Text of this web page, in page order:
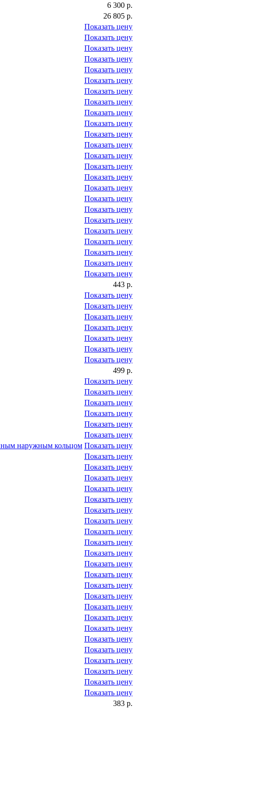
6 300 р.
26 805 р.
Показать цену
Показать цену
Показать цену
Показать цену
Показать цену
Показать цену
Показать цену
Показать цену
Показать цену
Показать цену
Показать цену
Показать цену
Показать цену
Показать цену
Показать цену
Показать цену
Показать цену
Показать цену
Показать цену
Показать цену
Показать цену
Показать цену
Показать цену
Показать цену
443 р.
Показать цену
Показать цену
Показать цену
Показать цену
Показать цену
Показать цену
Показать цену
499 р.
Показать цену
Показать цену
Показать цену
Показать цену
Показать цену
Показать цену
наружным кольцом Показать цену
Показать цену
Показать цену
Показать цену
Показать цену
Показать цену
Показать цену
Показать цену
Показать цену
Показать цену
Показать цену
Показать цену
Показать цену
Показать цену
Показать цену
Показать цену
Показать цену
Показать цену
Показать цену
Показать цену
Показать цену
Показать цену
Показать цену
Показать цену
383 р.